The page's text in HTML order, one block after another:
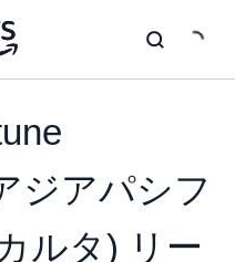
ジアパシフ
ルタ) リー